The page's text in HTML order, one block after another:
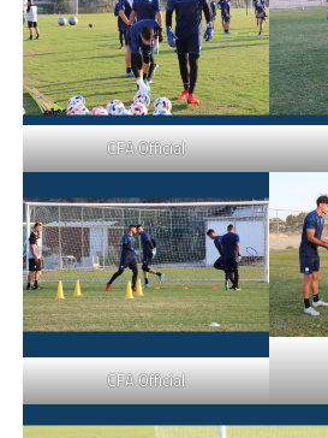
CFA Official
CFA Official